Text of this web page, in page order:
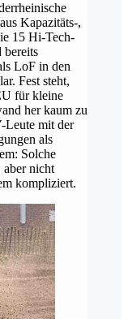
Kapazitäts-,
15 Hi-Tech-
bereits
LoF in den
Fest steht,
für kleine
her kaum zu
Leute mit der
als
Solche
aber nicht
kompliziert.